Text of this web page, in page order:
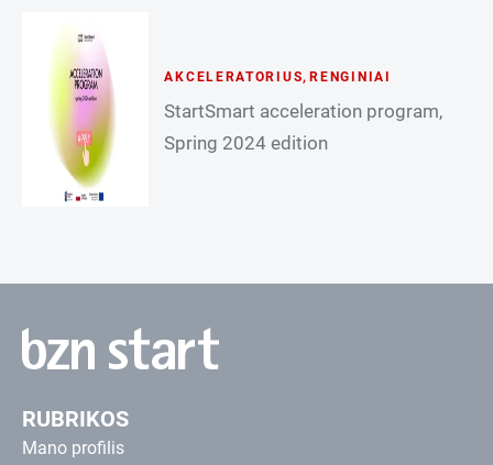
AKCELERATORIUS, RENGINIAI
StartSmart acceleration program,
Spring 2024 edition
RUBRIKOS
Mano profilis